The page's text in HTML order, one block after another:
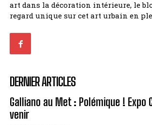
art dans la décoration intérieure, le
regard unique sur cet art urbain en
DERNIER ARTICLES
Galliano au Met : Polémique ! Expo
venir